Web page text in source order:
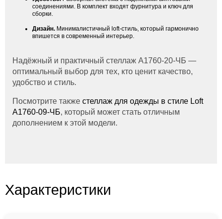
соединениями. В комплект входят фурнитура и ключ для
сборки.
Дизайн. Минималистичный loft-стиль, который гармонично
впишется в современный интерьер.
Надёжный и практичный стеллаж A1760-20-ЧБ —
оптимальный выбор для тех, кто ценит качество,
удобство и стиль.
Посмотрите также стеллаж для одежды в стиле Loft
A1760-09-ЧБ, который может стать отличным
дополнением к этой модели.
Характеристики